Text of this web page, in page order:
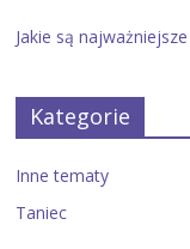
Jakie są
Kategorie
Inne tematy
Taniec